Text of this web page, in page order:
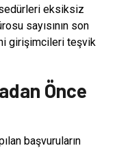
eksiksiz
sayısının son
girişimcileri teşvik
Önce
başvuruların